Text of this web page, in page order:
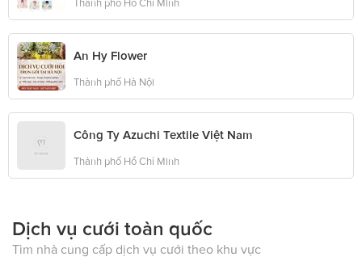
Thành phố Hồ Chí Minh
An Hy Flower
Thành phố Hà Nội
Công Ty Azuchi Textile Việt Nam
Thành phố Hồ Chí Minh
Dịch vụ cưới toàn quốc
Tìm nhà cung cấp dịch vụ cưới theo khu vực